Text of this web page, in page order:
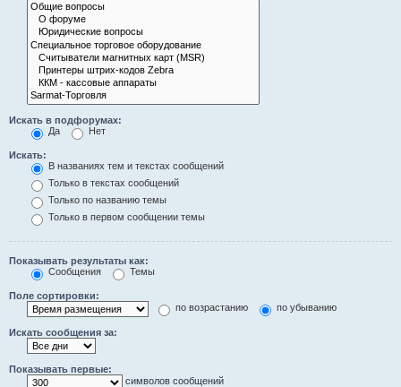
Искать в подфорумах:
Да
Нет
Искать:
В названиях тем и текстах сообщений
Только в текстах сообщений
Только по названию темы
Только в первом сообщении темы
Показывать результаты как:
Сообщения
Темы
Поле сортировки:
по возрастанию
по убыванию
Искать сообщения за:
Показывать первые:
символов сообщений